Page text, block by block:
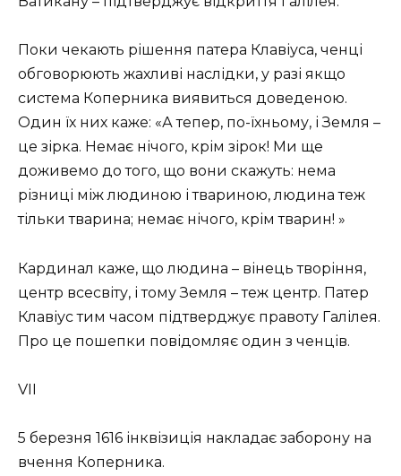
Поки чекають рішення патера Клавіуса, ченці
обговорюють жахливі наслідки, у разі якщо
система Коперника виявиться доведеною.
Один їх них каже: «А тепер, по-їхньому, і Земля –
це зірка. Немає нічого, крім зірок! Ми ще
доживемо до того, що вони скажуть: нема
різниці між людиною і твариною, людина теж
тільки тварина; немає нічого, крім тварин! »
Кардинал каже, що людина – вінець творіння,
центр всесвіту, і тому Земля – теж центр. Патер
Клавіус тим часом підтверджує правоту Галілея.
Про це пошепки повідомляє один з ченців.
VII
5 березня 1616 інквізиція накладає заборону на
вчення Коперника.